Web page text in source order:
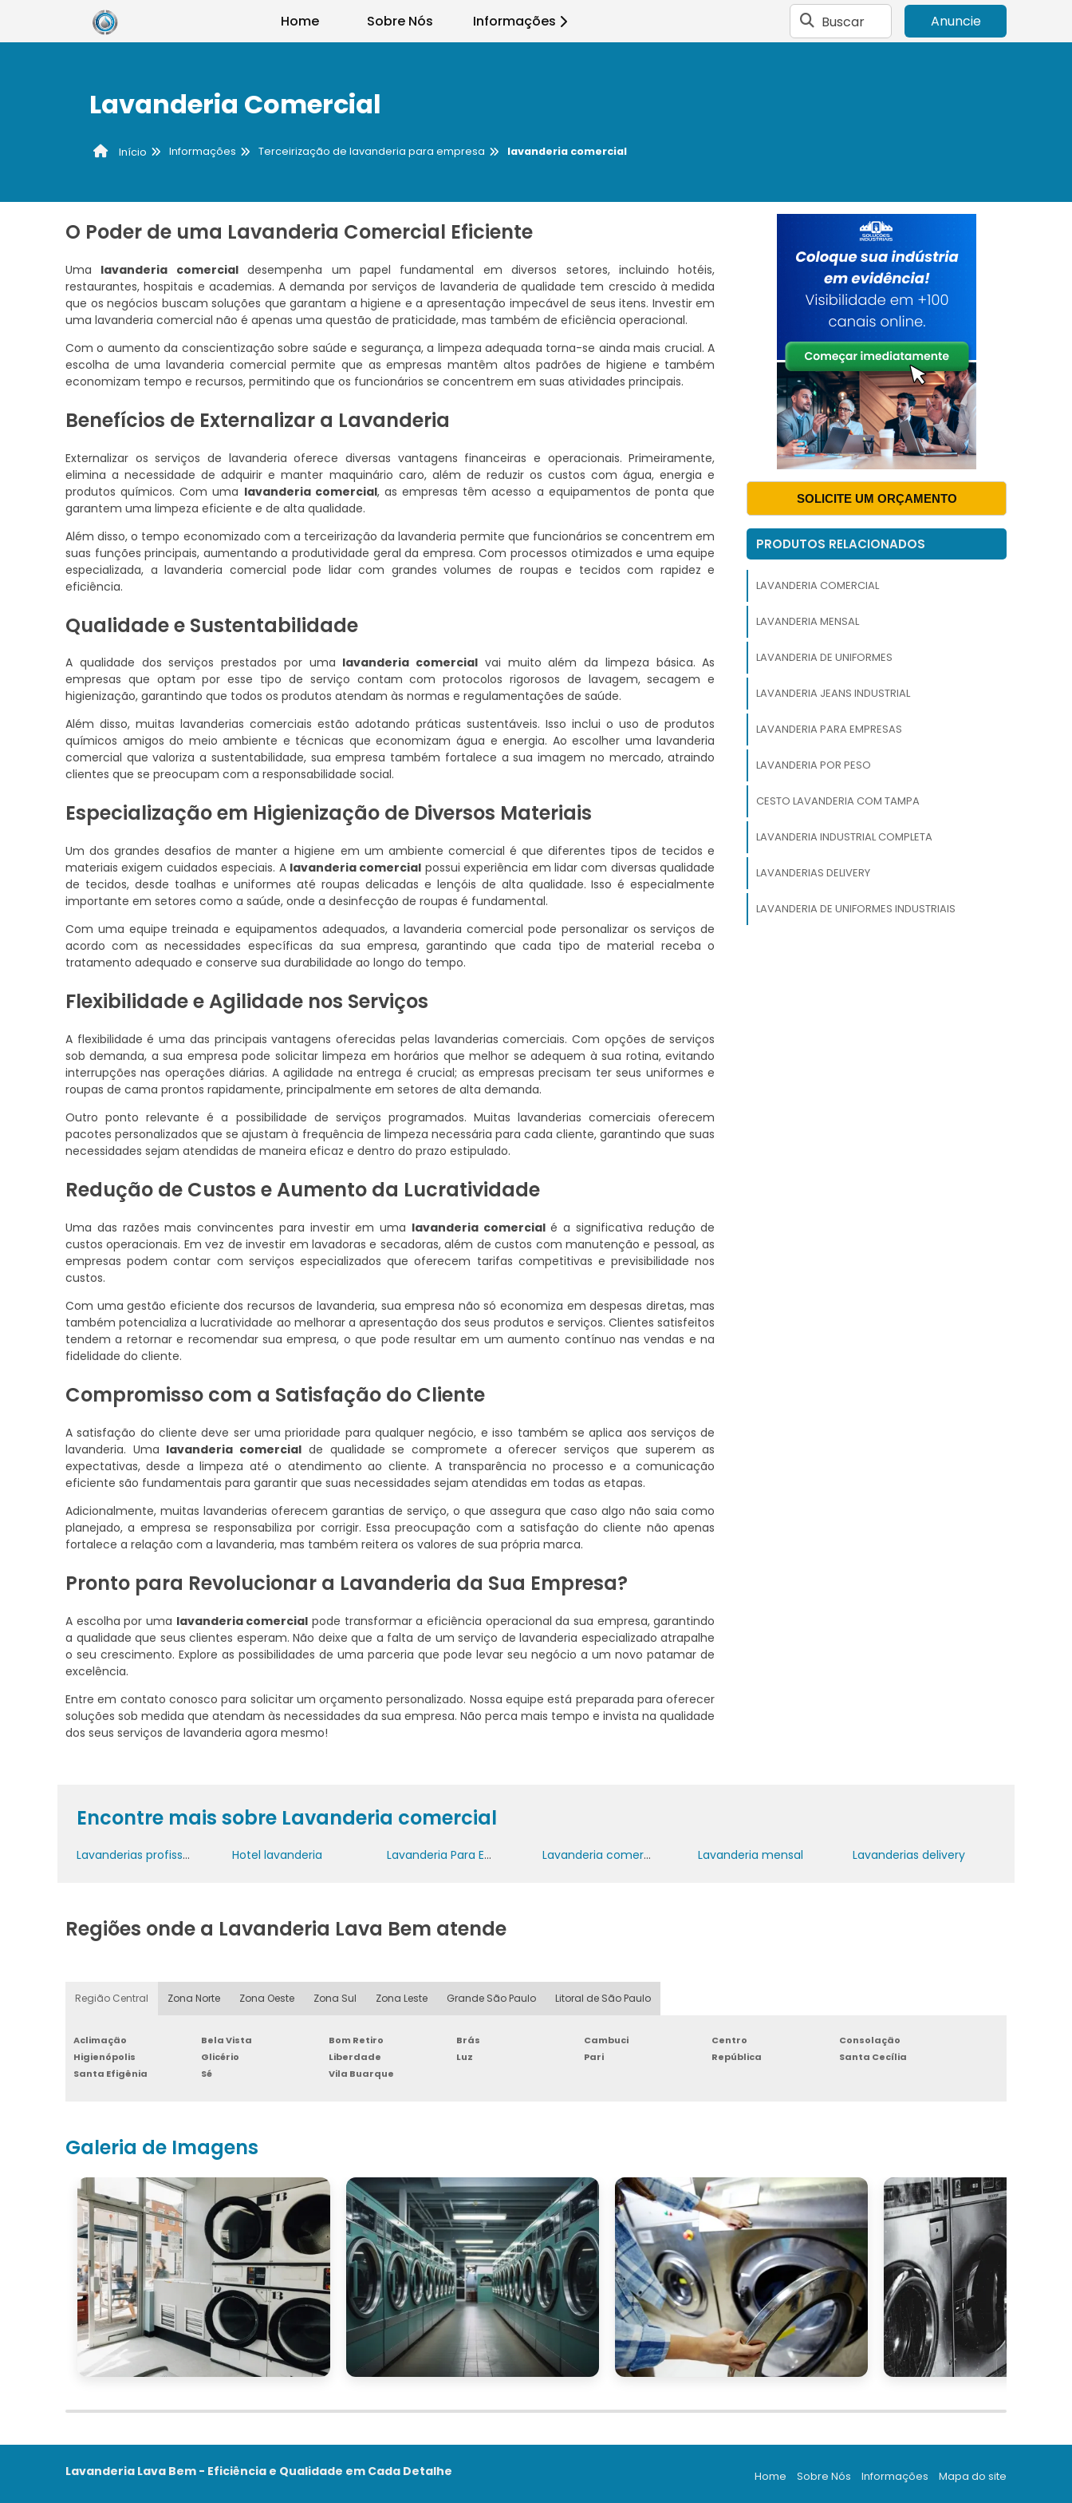
Home Sobre Nós Informações Buscar Anuncie
Lavanderia Comercial
Início Informações Terceirização de lavanderia para empresa lavanderia comercial
O Poder de uma Lavanderia Comercial Eficiente
Uma lavanderia comercialdesempenha um papel fundamental em diversos setores, incluindo hotéis,
restaurantes, hospitais e academias. A demanda por serviços de lavanderia de qualidade tem crescido à medida
que os negócios buscam soluções que garantam a higiene e a apresentação impecável de seus itens. Investir em
uma lavanderia comercial não é apenas uma questão de praticidade, mas também de eficiência operacional.
Com o aumento da conscientização sobre saúde e segurança, a limpeza adequada torna-se ainda mais crucial. A
escolha de uma lavanderia comercial permite que as empresas mantêm altos padrões de higiene e também
economizam tempo e recursos, permitindo que os funcionários se concentrem em suas atividades principais.
Benefícios de Externalizar a Lavanderia
Externalizar os serviços de lavanderia oferece diversas vantagens financeiras e operacionais. Primeiramente,
elimina a necessidade de adquirir e manter maquinário caro, além de reduzir os custos com água, energia e
produtos químicos. Com uma lavanderia comercial, as empresas têm acesso a equipamentos de ponta que
garantem uma limpeza eficiente e de alta qualidade.
Além disso, o tempo economizado com a terceirização da lavanderia permite que funcionários se concentrem em
suas funções principais, aumentando a produtividade geral da empresa. Com processos otimizados e uma equipe
especializada, a lavanderia comercial pode lidar com grandes volumes de roupas e tecidos com rapidez e
eficiência.
Qualidade e Sustentabilidade
A qualidade dos serviços prestados por uma lavanderia comercial vai muito além da limpeza básica. As
empresas que optam por esse tipo de serviço contam com protocolos rigorosos de lavagem, secagem e
higienização, garantindo que todos os produtos atendam às normas e regulamentações de saúde.
Além disso, muitas lavanderias comerciais estão adotando práticas sustentáveis. Isso inclui o uso de produtos
químicos amigos do meio ambiente e técnicas que economizam água e energia. Ao escolher uma lavanderia
comercial que valoriza a sustentabilidade, sua empresa também fortalece a sua imagem no mercado, atraindo
clientes que se preocupam com a responsabilidade social.
Especialização em Higienização de Diversos Materiais
Um dos grandes desafios de manter a higiene em um ambiente comercial é que diferentes tipos de tecidos e
materiais exigem cuidados especiais. A lavanderia comercial possui experiência em lidar com diversas qualidade
de tecidos, desde toalhas e uniformes até roupas delicadas e lençóis de alta qualidade. Isso é especialmente
importante em setores como a saúde, onde a desinfecção de roupas é fundamental.
Com uma equipe treinada e equipamentos adequados, a lavanderia comercial pode personalizar os serviços de
acordo com as necessidades específicas da sua empresa, garantindo que cada tipo de material receba o
tratamento adequado e conserve sua durabilidade ao longo do tempo.
Flexibilidade e Agilidade nos Serviços
A flexibilidade é uma das principais vantagens oferecidas pelas lavanderias comerciais. Com opções de serviços
sob demanda, a sua empresa pode solicitar limpeza em horários que melhor se adequem à sua rotina, evitando
interrupções nas operações diárias. A agilidade na entrega é crucial; as empresas precisam ter seus uniformes e
roupas de cama prontos rapidamente, principalmente em setores de alta demanda.
Outro ponto relevante é a possibilidade de serviços programados. Muitas lavanderias comerciais oferecem
pacotes personalizados que se ajustam à frequência de limpeza necessária para cada cliente, garantindo que suas
necessidades sejam atendidas de maneira eficaz e dentro do prazo estipulado.
Redução de Custos e Aumento da Lucratividade
Uma das razões mais convincentes para investir em uma lavanderia comercialé a significativa redução de
custos operacionais. Em vez de investir em lavadoras e secadoras, além de custos com manutenção e pessoal, as
empresas podem contar com serviços especializados que oferecem tarifas competitivas e previsibilidade nos
custos.
Com uma gestão eficiente dos recursos de lavanderia, sua empresa não só economiza em despesas diretas, mas
também potencializa a lucratividade ao melhorar a apresentação dos seus produtos e serviços. Clientes satisfeitos
tendem a retornar e recomendar sua empresa, o que pode resultar em um aumento contínuo nas vendas e na
fidelidade do cliente.
Compromisso com a Satisfação do Cliente
A satisfação do cliente deve ser uma prioridade para qualquer negócio, e isso também se aplica aos serviços de
lavanderia. Uma lavanderia comercial de qualidade se compromete a oferecer serviços que superem as
expectativas, desde a limpeza até o atendimento ao cliente. A transparência no processo e a comunicação
eficiente são fundamentais para garantir que suas necessidades sejam atendidas em todas as etapas.
Adicionalmente, muitas lavanderias oferecem garantias de serviço, o que assegura que caso algo não saia como
planejado, a empresa se responsabiliza por corrigir. Essa preocupação com a satisfação do cliente não apenas
fortalece a relação com a lavanderia, mas também reitera os valores de sua própria marca.
Pronto para Revolucionar a Lavanderia da Sua Empresa?
A escolha por uma lavanderia comercial pode transformar a eficiência operacional da sua empresa, garantindo
a qualidade que seus clientes esperam. Não deixe que a falta de um serviço de lavanderia especializado atrapalhe
o seu crescimento. Explore as possibilidades de uma parceria que pode levar seu negócio a um novo patamar de
excelência.
Entre em contato conosco para solicitar um orçamento personalizado. Nossa equipe está preparada para oferecer
soluções sob medida que atendam às necessidades da sua empresa. Não perca mais tempo e invista na qualidade
dos seus serviços de lavanderia agora mesmo!
SOLICITE UM ORÇAMENTO
PRODUTOS RELACIONADOS
LAVANDERIA COMERCIAL
LAVANDERIA MENSAL
LAVANDERIA DE UNIFORMES
LAVANDERIA JEANS INDUSTRIAL
LAVANDERIA PARA EMPRESAS
LAVANDERIA POR PESO
CESTO LAVANDERIA COM TAMPA
LAVANDERIA INDUSTRIAL COMPLETA
LAVANDERIAS DELIVERY
LAVANDERIA DE UNIFORMES INDUSTRIAIS
Encontre mais sobre Lavanderia comercial
Lavanderias profissionais Hotel lavanderia Lavanderia Para Empresas Lavanderia comercial Lavanderia mensal Lavanderias delivery
Regiões onde a Lavanderia Lava Bem atende
Região Central Zona Norte Zona Oeste Zona Sul Zona Leste Grande São Paulo Litoral de São Paulo
Aclimação Bela Vista Bom Retiro Brás Cambuci Centro
Consolação
Higienópolis
Glicério Liberdade Luz Pari República
Santa Cecília
Santa Efigênia
Sé Vila Buarque
Galeria de Imagens
Lavanderia Lava Bem - Eficiência e Qualidade em Cada Detalhe Home Sobre Nós Informações Mapa do site